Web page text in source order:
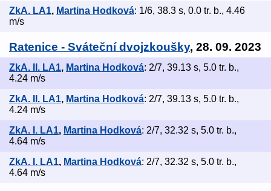
ZkA. LA1, Martina Hodková: 1/6, 38.3 s, 0.0 tr. b., 4.46
m/s
Ratenice - Sváteční dvojzkoušky, 28. 09. 2023
ZkA. II. LA1, Martina Hodková: 2/7, 39.13 s, 5.0 tr. b.,
4.24 m/s
ZkA. II. LA1, Martina Hodková: 2/7, 39.13 s, 5.0 tr. b.,
4.24 m/s
ZkA. I. LA1, Martina Hodková: 2/7, 32.32 s, 5.0 tr. b.,
4.64 m/s
ZkA. I. LA1, Martina Hodková: 2/7, 32.32 s, 5.0 tr. b.,
4.64 m/s